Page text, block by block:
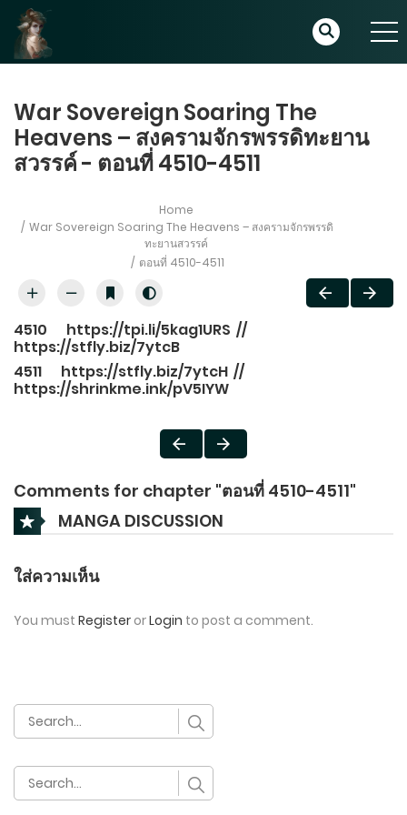
War Sovereign Soaring The
Heavens – สงครามจักรพรรดิทะยาน
สวรรค์ - ตอนที่ 4510-4511
Home
War Sovereign Soaring The Heavens – สงครามจักรพรรดิ
ทะยานสวรรค์
ตอนที่ 4510-4511
4510 https://tpi.li/5kag1URS //
https://stfly.biz/7ytcB
4511 https://stfly.biz/7ytcH //
https://shrinkme.ink/pV5IYW
Comments for chapter "ตอนที่ 4510-4511"
MANGA DISCUSSION
ใส่ความเห็น
You must Register orLogin to post a comment.